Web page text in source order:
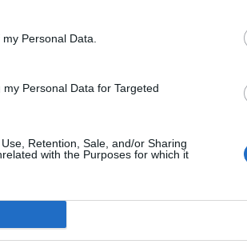
Personal Data.
Personal Data for Targeted
Retention, Sale, and/or Sharing
with the Purposes for which it
τουςόρους χρήσης